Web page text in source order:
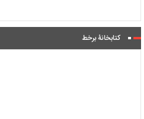
کتابخانۀ برخط